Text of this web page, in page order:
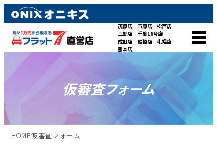
茂原店 市原店
松戸店
三郷店
千葉16号店
成田店
船橋店
札幌店
熊本店
仮審査フォーム
HOME仮審査フォーム